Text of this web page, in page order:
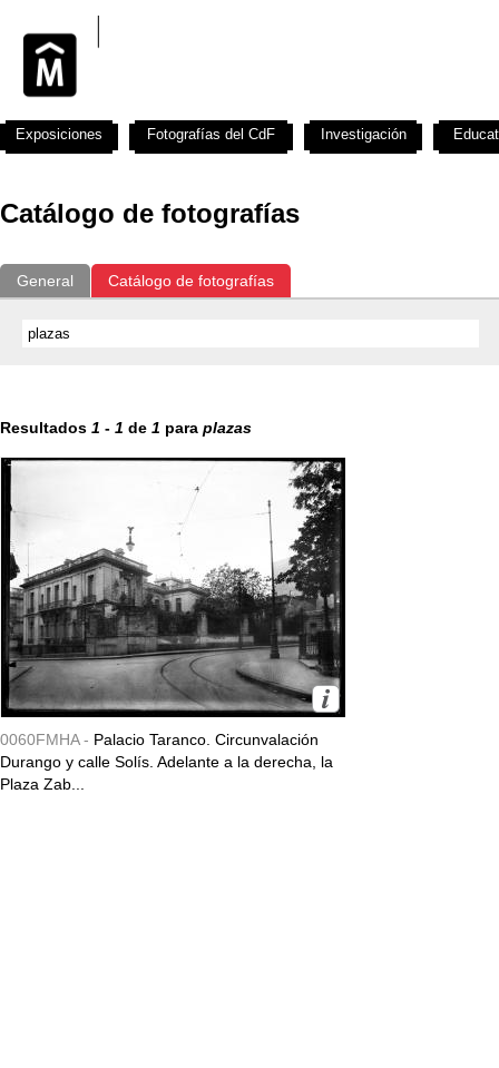
Catálogo de fotografías
General Catálogo de fotografías
Resultados 1 - 1 de 1 para plazas
0060FMHA - Palacio Taranco. Circunvalación
Durango y calle Solís. Adelante a la derecha, la
Plaza Zab...
Exposiciones Fotografías del CdF Investigación